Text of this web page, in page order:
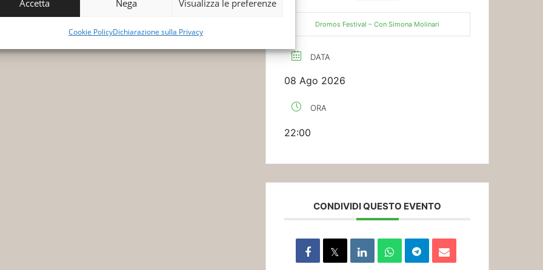
Accetta Nega Visualizza le preferenze
Cookie PolicyDichiarazione sulla Privacy
Dromos Festival – Con Simona Molinari
DATA
08 Ago 2026
ORA
22:00
CONDIVIDI QUESTO EVENTO